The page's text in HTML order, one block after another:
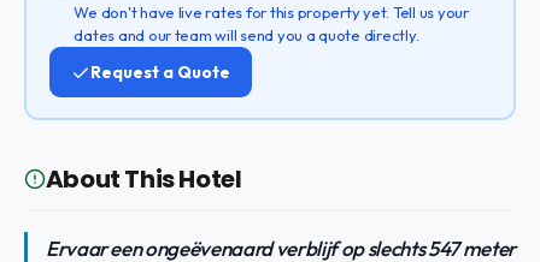
We don't have live rates for this property yet. Tell us your
dates and our team will send you a quote directly.
Request a Quote
About This Hotel
Ervaar een ongeëvenaard verblijf op slechts 547 meter